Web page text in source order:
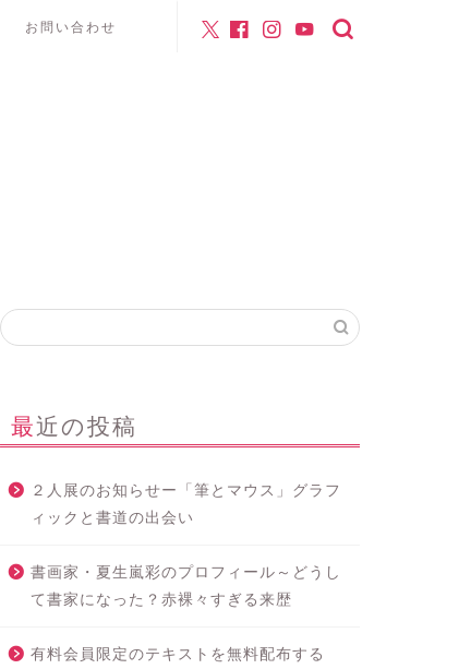
お問い合わせ
最近の投稿
２人展のお知らせー「筆とマウス」グラフ
ィックと書道の出会い
書画家・夏生嵐彩のプロフィール～どうし
て書家になった？赤裸々すぎる来歴
有料会員限定のテキストを無料配布する